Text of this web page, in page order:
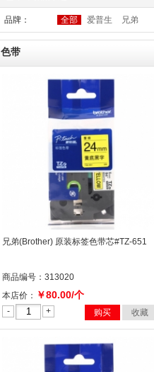
品牌： 全部 爱普生 兄弟
色带
兄弟(Brother) 原装标签色带芯#TZ-651
商品编号：313020
本店价： ￥80.00/个
- + 购买 收藏